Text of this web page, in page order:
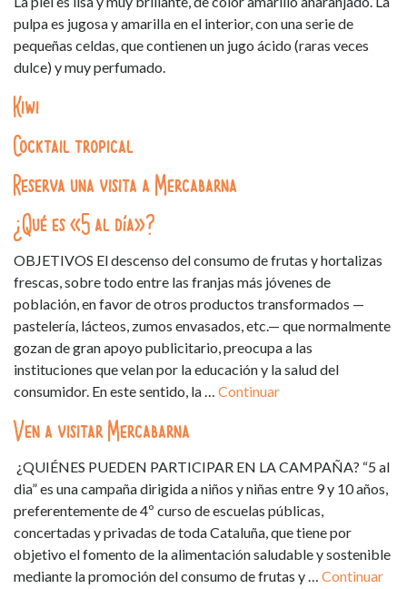
pulpa es jugosa y amarilla en el interior, con una serie de
pequeñas celdas, que contienen un jugo ácido (raras veces
dulce) y muy perfumado.
Kiwi
Cocktail tropical
Reserva una visita a Mercabarna
¿Qué es «5 al día»?
OBJETIVOS El descenso del consumo de frutas y hortalizas
frescas, sobre todo entre las franjas más jóvenes de
población, en favor de otros productos transformados —
pastelería, lácteos, zumos envasados, etc.— que normalmente
gozan de gran apoyo publicitario, preocupa a las
instituciones que velan por la educación y la salud del
consumidor. En este sentido, la … Continuar
Ven a visitar Mercabarna
¿QUIÉNES PUEDEN PARTICIPAR EN LA CAMPAÑA? “5 al
dia” es una campaña dirigida a niños y niñas entre 9 y 10 años,
preferentemente de 4º curso de escuelas públicas,
concertadas y privadas de toda Cataluña, que tiene por
objetivo el fomento de la alimentación saludable y sostenible
mediante la promoción del consumo de frutas y … Continuar